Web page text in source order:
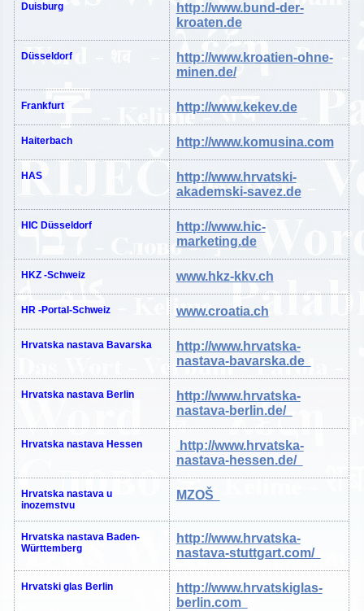
Duisburg
http://www.bund-der-
kroaten.de
Düsseldorf
http://www.kroatien-ohne-
minen.de/
Frankfurt http://www.kekev.de
Haiterbach http://www.komusina.com
HAS
http://www.hrvatski-
akademski-savez.de
HIC Düsseldorf
http://www.hic-
marketing.de
HKZ -Schweiz www.hkz-kkv.ch
HR -Portal-Schweiz www.croatia.ch
Hrvatska nastava Bavarska
http://www.hrvatska-
nastava-bavarska.de
Hrvatska nastavaBerlin
http://www.hrvatska-
nastava-berlin.de/
Hrvatska nastava Hessen
http://www.hrvatska-
nastava-hessen.de/
Hrvatska nastavau
inozemstvu
MZOŠ
Hrvatska nastavaBaden-
Württemberg
http://www.hrvatska-
nastava-stuttgart.com/
Hrvatski glas Berlin
http://www.hrvatskiglas-
berlin.com